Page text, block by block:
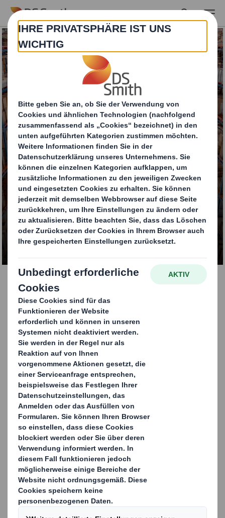
Skip to main content
Schwergutverpackun
gen/ Heavy Duty
Packaging
MEHR ERFAHREN
Verpackungen aus
Wellpappe für die
Lagerung und den
Transport von
Schwergut
Unsere nachhaltigen Verpackungslösungen für
Schwergut sind der perfekte Weg, um Ihre wertvollen
Produkte und Geräte zu schützen und weltweit zu
transportieren. Alle unsere Lösungen sind einfach zu
handhaben und können genau an Ihre Anforderungen
angepasst werden.